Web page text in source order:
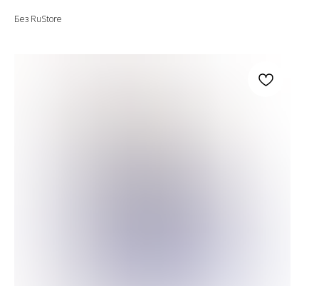
Без RuStore